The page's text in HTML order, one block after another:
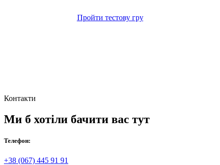
Пройти тестову гру
Контакти
Ми б хотіли бачити вас тут
Телефон:
+38 (067) 445 91 91